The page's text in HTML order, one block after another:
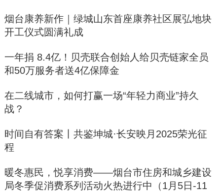
烟台康养新作｜绿城山东首座康养社区展弘地块
开工仪式圆满礼成
一年捐 8.4亿！贝壳联合创始人给贝壳链家全员
和50万服务者送4亿保障金
在二线城市，如何打赢一场“年轻力商业”持久
战？
时间自有答案丨共鉴坤城·长安映月2025荣光征
程
暖冬惠民，悦享消费——烟台市住房和城乡建设
局冬季促消费系列活动火热进行中（1月5日-11